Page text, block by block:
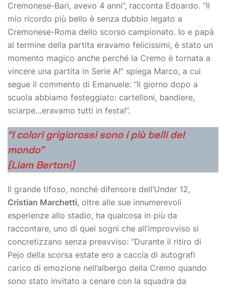
Cremonese-Bari, avevo 4 anni”, racconta Edoardo. “Il
mio ricordo più bello è senza dubbio legato a
Cremonese-Roma dello scorso campionato. Io e papà
al termine della partita eravamo felicissimi, è stato un
momento magico anche perché la Cremo è tornata a
vincere una partita in Serie A!” spiega Marco, a cui
segue il commento di Emanuele: “Il giorno dopo a
scuola abbiamo festeggiato: cartelloni, bandiere,
sciarpe…eravamo tutti in festa!”.
“I colori grigiorossi sono i più belli del
mondo”
(Liam Bertoni)
Il grande tifoso, nonché difensore dell’Under 12,
Cristian Marchetti, oltre alle sue innumerevoli
esperienze allo stadio, ha qualcosa in più da
raccontare, uno di quei sogni che all’improvviso si
concretizzano senza preavviso: “Durante il ritiro di
Pejo della scorsa estate ero a caccia di autografi
carico di emozione nell’albergo della Cremo quando
sono stato invitato a cenare con la squadra da